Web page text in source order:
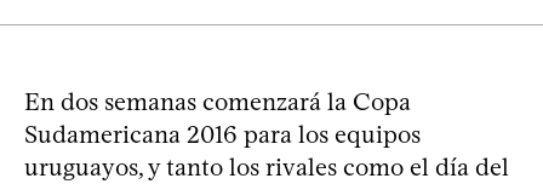
En dos semanas comenzará la Copa
Sudamericana 2016 para los equipos
uruguayos, y tanto los rivales como el día del